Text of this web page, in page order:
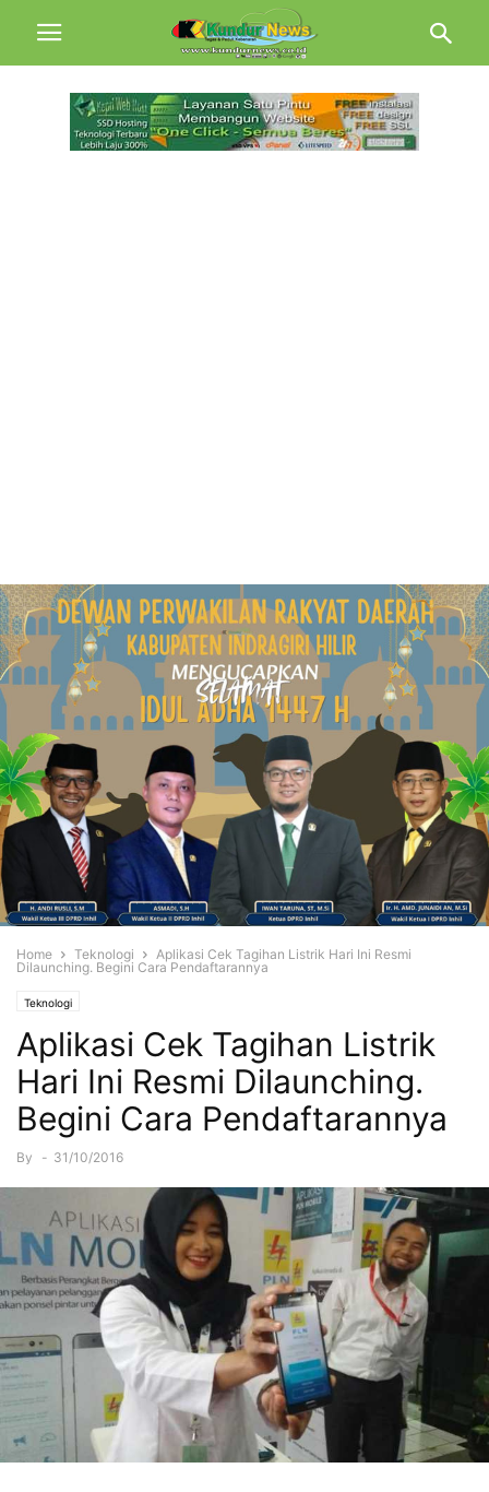
Home Teknologi
Aplikasi Cek Tagihan Listrik Hari Ini Resmi
Dilaunching. Begini Cara Pendaftarannya
Teknologi
Aplikasi Cek Tagihan Listrik
Hari Ini Resmi Dilaunching.
Begini Cara Pendaftarannya
By - 31/10/2016